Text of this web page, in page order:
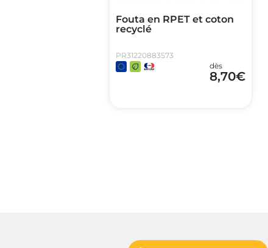
Fouta en RPET et coton
recyclé
PR31220883573
dès
8,70€